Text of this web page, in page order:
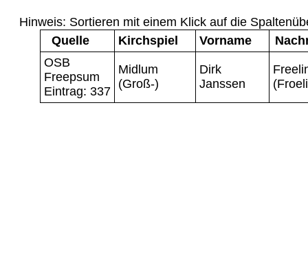
Hinweis: Sortieren mit einem Klick auf die
Quelle
Kirchspiel Vorname
OSB
Freepsum
Eintrag: 337
Midlum
(Groß-)
Dirk
Janssen